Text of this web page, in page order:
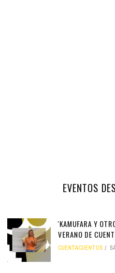
EVENTOS
'KAMUFARA Y
VERANO DE
CUENTACUENTOS